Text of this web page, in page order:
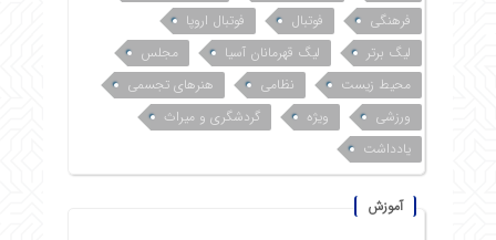
فرهنگی
فوتبال
فوتبال اروپا
لیگ برتر
لیگ قهرمانان آسیا
مجلس
محیط زیست
نظامی
هنرهای تجسمی
ورزشی
ویژه
گردشگری و میراث
یادداشت
آموزش